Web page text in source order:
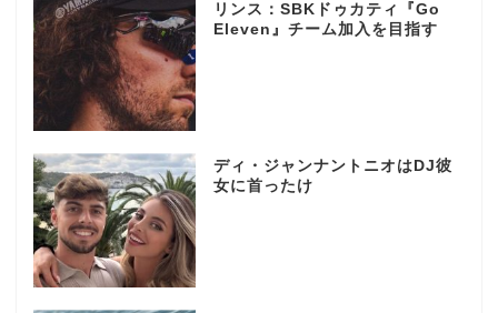
リンス：SBKドゥカティ『Go
Eleven』チーム加入を目指す
ディ・ジャンナントニオはDJ彼
女に首ったけ